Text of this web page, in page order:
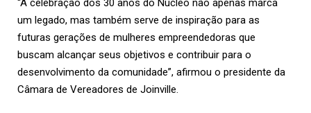
um legado, mas também serve de inspiração para as
futuras gerações de mulheres empreendedoras que
buscam alcançar seus objetivos e contribuir para o
desenvolvimento da comunidade”, afirmou o presidente da
Câmara de Vereadores de Joinville.